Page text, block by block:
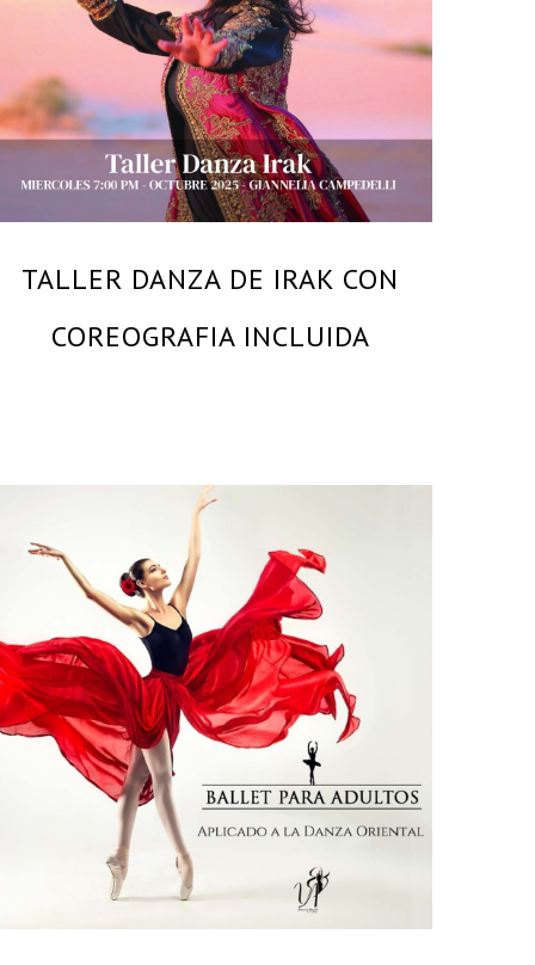
GIANNELIA CAMPEDELLI – MAESTRA Y BAILARINA
PROFESIONAL
TALLER DANZA DE IRAK CON
COREOGRAFIA INCLUIDA
By
KARINA DE LA ROSA – MAESTRA Y BAILARINA
PROFESIONAL